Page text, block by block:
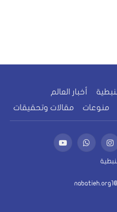
أخبار العالم
منوعات مقالات وتحقيقات
الانستغرامواتساب يوتيوب
النبطية